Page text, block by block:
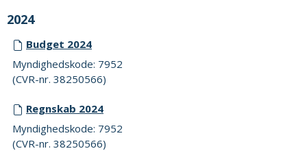
2024
Budget 2024
Myndighedskode: 7952
(CVR-nr. 38250566)
Regnskab 2024
Myndighedskode: 7952
(CVR-nr. 38250566)